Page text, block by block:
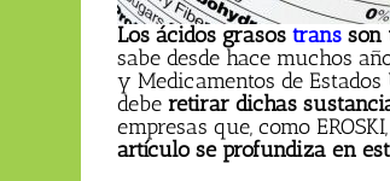
Los ácidos grasos trans son
sabe desde hace muchos
y Medicamentos de Estados
debe retirar dichas
empresas que, como
artículo se profundiza en